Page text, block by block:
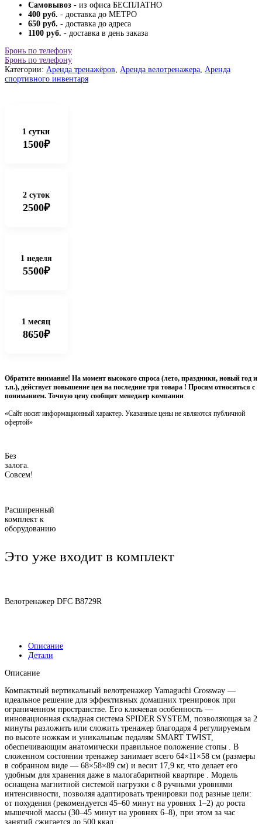
Самовывоз - из офиса БЕСПЛАТНО
400 руб. - доставка до МЕТРО
650 руб. - доставка до адреса
1100 руб. - доставка в день заказа
Бронь по телефону
Бронь по телефону
Категории: Аренда тренажёров, Аренда велотренажера, Аренда
спортивного инвентаря
1 сутки
1500₽
2 суток
2500₽
1 неделя
5500₽
1 месяц
8650₽
Обратите внимание! На момент высокого спроса (лето, праздники, новый год и
т.п.), действует повышение цен на последние три товара ! Просим относиться с
пониманием. Точную цену сообщит менеджер компании
«Сайт носит информационный характер. Указанные цены не являются публичной
офертой»
Без
залога.
Совсем!
Расширенный
комплект к
оборудованию
Это уже входит в комплект
Велотренажер DFC B8729R
Описание
Детали
Описание
Компактный вертикальный велотренажер Yamaguchi Crossway —
идеальное решение для эффективных домашних тренировок при
ограниченном пространстве. Его ключевая особенность —
инновационная складная система SPIDER SYSTEM, позволяющая за 2
минуты разложить или сложить тренажер благодаря 4 регулируемым
по высоте ножкам и уникальным педалям SMART TWIST,
обеспечивающим анатомически правильное положение стопы . В
сложенном состоянии тренажер занимает всего 64×11×58 см (размеры
в собранном виде — 68×58×89 см) и весит 17,9 кг, что делает его
удобным для хранения даже в малогабаритной квартире . Модель
оснащена магнитной системой нагрузки с 8 ручными уровнями
интенсивности, позволяя адаптировать тренировки под разные цели:
от похудения (рекомендуется 45–60 минут на уровнях 1–2) до роста
мышечной массы (30–45 минут на уровнях 6–8), при этом за час
занятий сжигается до 500 ккал .